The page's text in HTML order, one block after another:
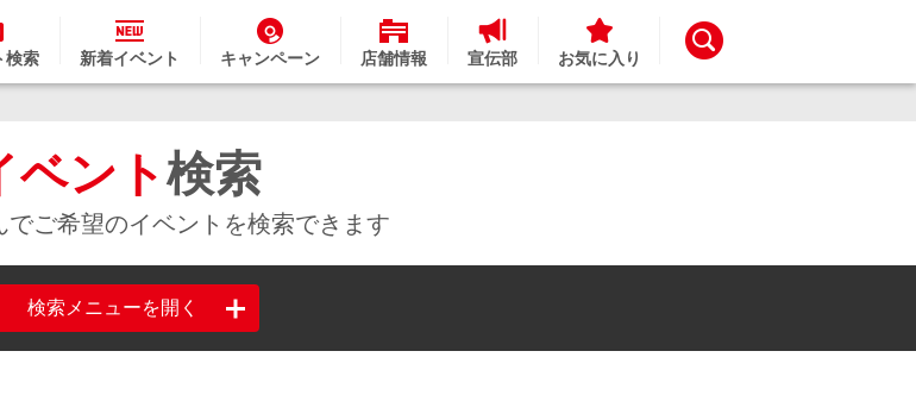
検索 新着イベント キャンペーン 店舗情報 宣伝部 お気に入り
ベント検索
でご希望のイベントを検索できます
検索メニューを開く